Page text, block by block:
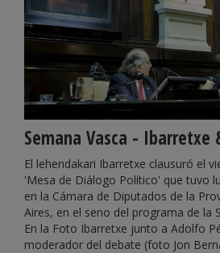
Semana Vasca - Ibarretxe
El lehendakari Ibarretxe clausuró el
'Mesa de Diálogo Político' que tuvo
en la Cámara de Diputados de la
Aires, en el seno del programa de la
En la Foto Ibarretxe junto a Adolfo
moderador del debate (foto Jon